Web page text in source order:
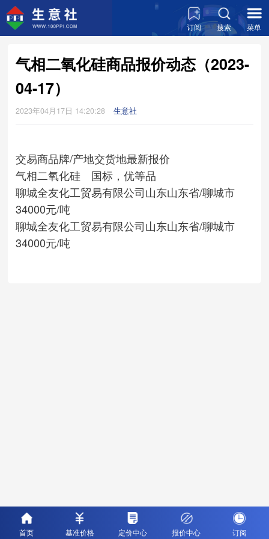
订阅 搜索 菜单
气相二氧化硅商品报价动态（2023-
04-17）
2023年04月17日 14:20:28 生意社
交易商品牌/产地交货地最新报价
气相二氧化硅 国标，优等品
聊城全友化工贸易有限公司山东山东省/聊城市
34000元/吨
聊城全友化工贸易有限公司山东山东省/聊城市
34000元/吨
首页 基准价格 定价中心 报价中心 订阅